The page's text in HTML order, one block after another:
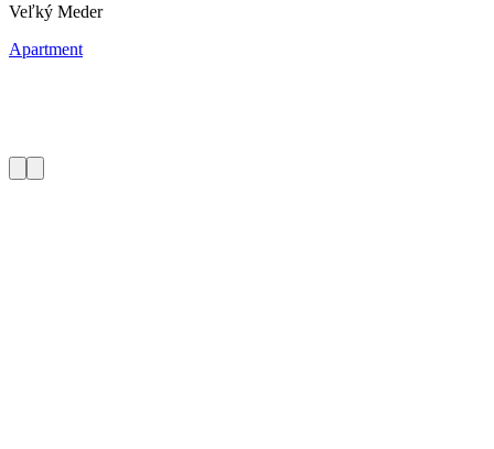
Veľký Meder
Apartment